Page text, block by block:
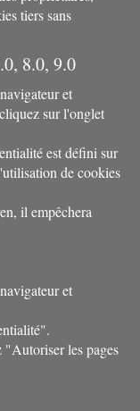
tiers sans
8.0, 9.0
et
sur l'onglet
est défini sur
de cookies
il empêchera
et
les pages